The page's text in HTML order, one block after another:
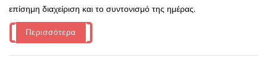
επίσημη διαχείριση και το συντονισμό της ημέρας.
Περισσότερα